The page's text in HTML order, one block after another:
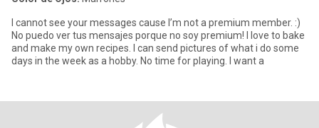
I cannot see your messages cause I’m not a premium member. :)
No puedo ver tus mensajes porque no soy premium! I love to bake
and make my own recipes. I can send pictures of what i do some
days in the week as a hobby. No time for playing. I want a